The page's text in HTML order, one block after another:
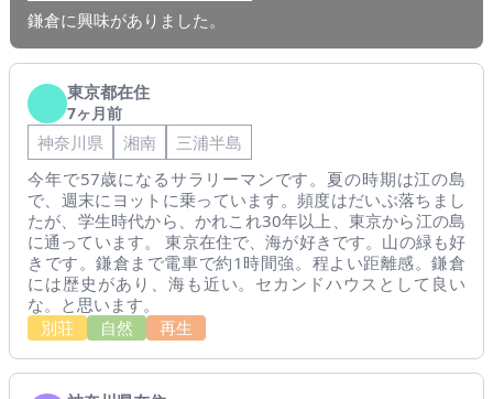
鎌倉に興味がありました。
東京都在住
7ヶ月前
神奈川県 湘南
三浦半島
今年で57歳になるサラリーマンです。夏の時期は江の島
で、週末にヨットに乗っています。頻度はだいぶ落ちまし
たが、学生時代から、かれこれ30年以上、東京から江の島
に通っています。 東京在住で、海が好きです。山の緑も好
きです。鎌倉まで電車で約1時間強。程よい距離感。鎌倉
には歴史があり、海も近い。セカンドハウスとして良い
な。と思います。
別荘
自然 再生